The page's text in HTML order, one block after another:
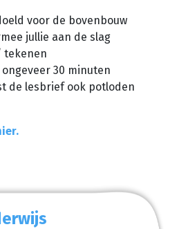
voor de bovenbouw
jullie aan de slag
tekenen
30 minuten
de lesbrief ook potloden